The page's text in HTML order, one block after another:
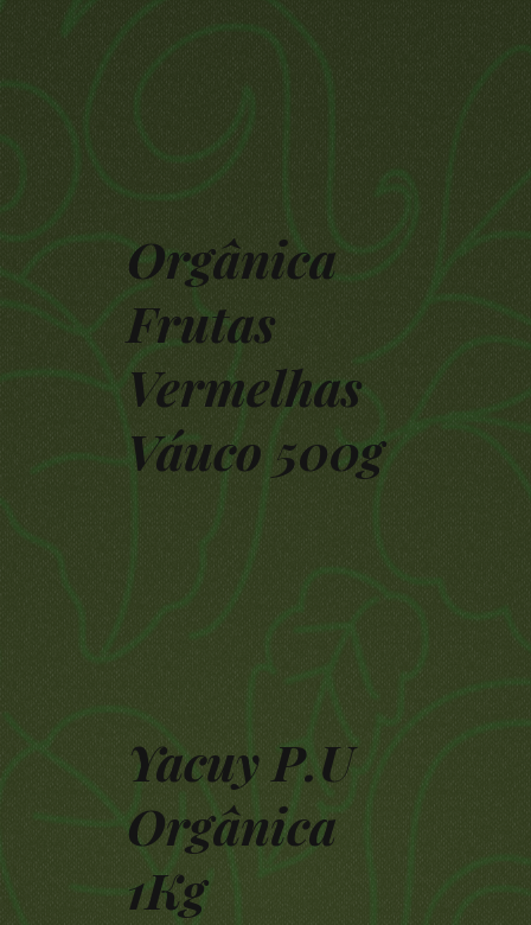
Orgânica
Frutas
Vermelhas
Váuco 500g
Yacuy P.U
Orgânica
1Kg